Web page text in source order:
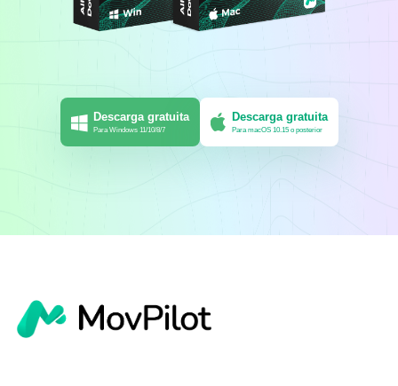
Descarga gratuita
Para Windows 11/10/8/7
Descarga gratuita
Para macOS 10.15 o posterior